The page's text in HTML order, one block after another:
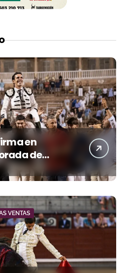
en
de
el
VENTAS